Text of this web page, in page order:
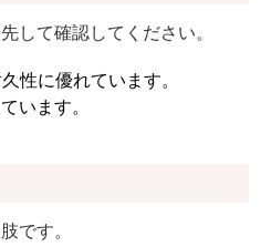
して確認してください。
性に優れています。
います。
です。